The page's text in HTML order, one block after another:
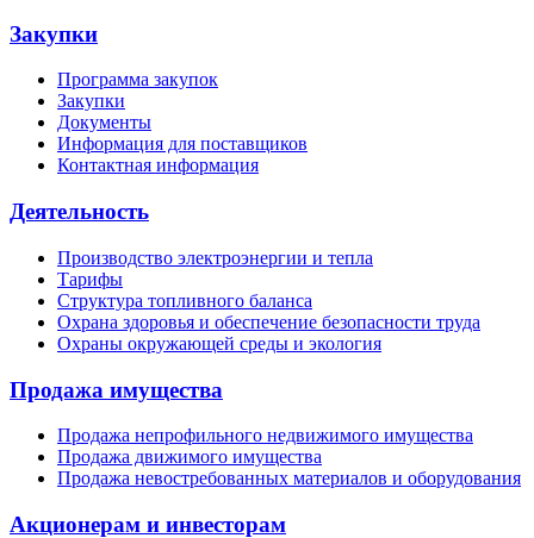
Закупки
Программа закупок
Закупки
Документы
Информация для поставщиков
Контактная информация
Деятельность
Производство электроэнергии и тепла
Тарифы
Структура топливного баланса
Охрана здоровья и обеспечение безопасности труда
Охраны окружающей среды и экология
Продажа имущества
Продажа непрофильного недвижимого имущества
Продажа движимого имущества
Продажа невостребованных материалов и оборудования
Акционерам и инвесторам